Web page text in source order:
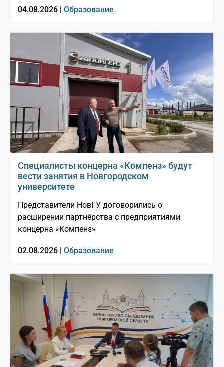
04.08.2026 | Образование
Специалисты концерна «Компенз» будут
вести занятия в Новгородском
университете
Представители НовГУ договорились о
расширении партнёрства с предприятиями
концерна «Компенз»
02.08.2026 | Образование